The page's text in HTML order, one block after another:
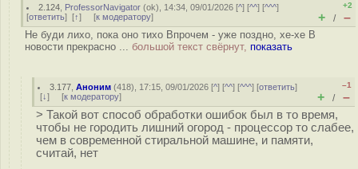
2.124 ProfessorNavigator (ok), 14:34, 09/01/2026 [^] [^^] [^^^]
[ответить] [↑] [к модератору]
+2
+ / –
Не буди лихо, пока оно тихо Впрочем - уже поздно, хе-хе В
новости прекрасно ... большой текст свёрнут, показать
3.177 ,Аноним (418), 17:15, 09/01/2026 [^] [^^] [^^^] [ответить]
[↓] [к модератору]
–1
+ / –
> Такой вот способ обработки ошибок был в то время,
чтобы не городить лишний огород - процессор то слабее,
чем в современной стиральной машине, и памяти,
считай, нет